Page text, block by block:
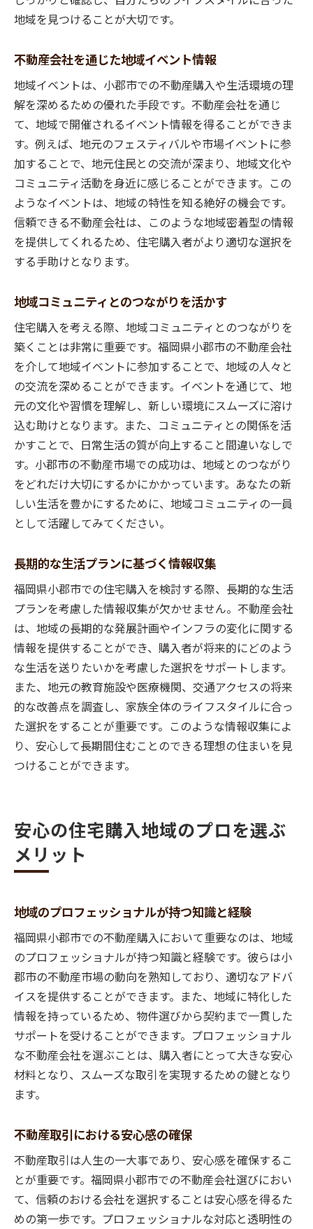
地域を見つけることが大切です。
不動産会社を通じた地域イベント情報
地域イベントは、小郡市での不動産購入や生活環境の理
解を深めるための優れた手段です。不動産会社を通じ
て、地域で開催されるイベント情報を得ることができま
す。例えば、地元のフェスティバルや市場イベントに参
加することで、地元住民との交流が深まり、地域文化や
コミュニティ活動を身近に感じることができます。この
ようなイベントは、地域の特性を知る絶好の機会です。
信頼できる不動産会社は、このような地域密着型の情報
を提供してくれるため、住宅購入者がより適切な選択を
する手助けとなります。
地域コミュニティとのつながりを活かす
住宅購入を考える際、地域コミュニティとのつながりを
築くことは非常に重要です。福岡県小郡市の不動産会社
を介して地域イベントに参加することで、地域の人々と
の交流を深めることができます。イベントを通じて、地
元の文化や習慣を理解し、新しい環境にスムーズに溶け
込む助けとなります。また、コミュニティとの関係を活
かすことで、日常生活の質が向上すること間違いなしで
す。小郡市の不動産市場での成功は、地域とのつながり
をどれだけ大切にするかにかかっています。あなたの新
しい生活を豊かにするために、地域コミュニティの一員
として活躍してみてください。
長期的な生活プランに基づく情報収集
福岡県小郡市での住宅購入を検討する際、長期的な生活
プランを考慮した情報収集が欠かせません。不動産会社
は、地域の長期的な発展計画やインフラの変化に関する
情報を提供することができ、購入者が将来的にどのよう
な生活を送りたいかを考慮した選択をサポートします。
また、地元の教育施設や医療機関、交通アクセスの将来
的な改善点を調査し、家族全体のライフスタイルに合っ
た選択をすることが重要です。このような情報収集によ
り、安心して長期間住むことのできる理想の住まいを見
つけることができます。
安心の住宅購入地域のプロを選ぶ
メリット
地域のプロフェッショナルが持つ知識と経験
福岡県小郡市での不動産購入において重要なのは、地域
のプロフェッショナルが持つ知識と経験です。彼らは小
郡市の不動産市場の動向を熟知しており、適切なアドバ
イスを提供することができます。また、地域に特化した
情報を持っているため、物件選びから契約まで一貫した
サポートを受けることができます。プロフェッショナル
な不動産会社を選ぶことは、購入者にとって大きな安心
材料となり、スムーズな取引を実現するための鍵となり
ます。
不動産取引における安心感の確保
不動産取引は人生の一大事であり、安心感を確保するこ
とが重要です。福岡県小郡市での不動産会社選びにおい
て、信頼のおける会社を選択することは安心感を得るた
めの第一歩です。プロフェッショナルな対応と透明性の